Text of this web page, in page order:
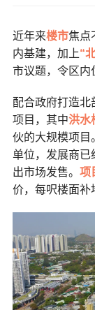
近年来楼市焦点
内基建，加上“
市议题，令区内
配合政府打造北
项目，其中洪水
伙的大规模项目
单位，发展商已
出市场发售。 项
价，每呎楼面补